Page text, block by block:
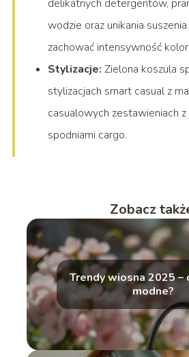
delikatnych detergentów,
wodzie oraz unikania
zachować intensywność
Stylizacje: Zielona koszula
stylizacjach smart casual z
casualowych zestawieniach z
spodniami cargo.
Zobacz
Trendy wiosna 2025 –
modne?